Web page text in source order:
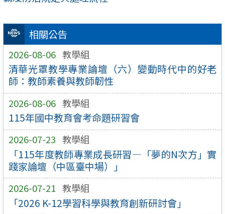
相關公告
2026-08-06 教學組
清華光罩教學專業論壇（六）變動時代中的好老
師：教師素養與教師韌性
2026-08-06 教學組
115年國中教育會考命題研習會
2026-07-23 教學組
「115年度教師專業成長研習—「夢的N次方」實
踐家論壇（中區臺中場）」
2026-07-21 教學組
「2026 K-12學習科學與教育創新研討會」